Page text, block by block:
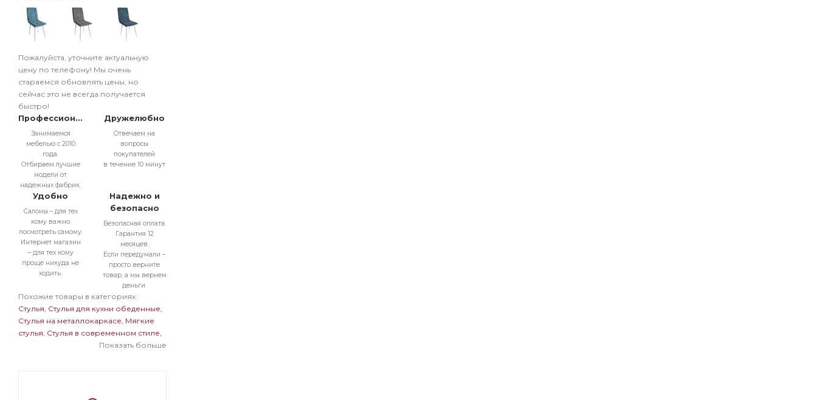
Пожалуйста, уточните актуальную
цену по телефону! Мы очень
стараемся обновлять цены, но
сейчас это не всегда получается
быстро!
Профессионально
Занимаемся
мебелью с 2010
года.
Отбираем лучшие
модели от
надежных фабрик.
Дружелюбно
Отвечаем на
вопросы
покупателей
в течение 10 минут
Удобно
Салоны – для тех
кому важно
посмотреть самому.
Интернет магазин
– для тех кому
проще никуда не
ходить.
Надежно и
безопасно
Безопасная оплата.
Гарантия 12
месяцев.
Если передумали –
просто верните
товар, а мы вернем
деньги.
Похожие товары в категориях:
Стулья Стулья для кухни обеденные
Стулья на металлокаркасе Мягкие
стулья Стулья в современном стиле
Мягкие стулья на металлокаркасе
Показать больше